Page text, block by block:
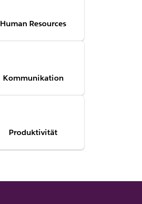
Human Resources
Kommunikation
Produktivität